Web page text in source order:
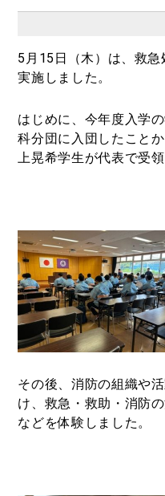
5月 15 日（木）は、救
実施しました。
はじめに、今年度入学
科分団に入団したこと
上晃希学生が代表で受領
その後、消防の組織や
け、救急・救助・消防
などを体験しました。